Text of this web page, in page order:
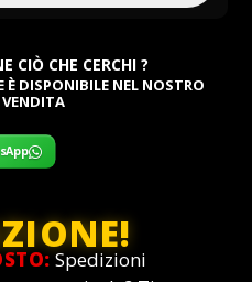
CIÒ CHE CERCHI ?
È DISPONIBILE NEL NOSTRO
Spedizioni